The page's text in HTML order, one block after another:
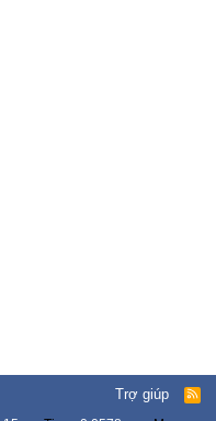
Trợ giúp
R